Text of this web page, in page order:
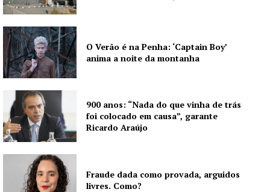
O Verão é na Penha: ‘Captain Boy’
anima a noite da montanha
900 anos: “Nada do que vinha de trás
foi colocado em causa”, garante
Ricardo Araújo
Fraude dada como provada, arguidos
livres. Como?